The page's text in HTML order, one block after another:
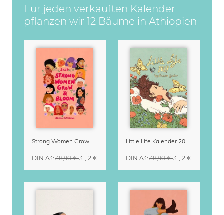
Für jeden verkauften Kalender
pflanzen wir 12 Bäume in Äthiopien
Strong Women Grow & Bloom Kalender 2027
DIN A3: 38,90 €31,12 €
Little Life Kalender 2027 von Simone Goder
DIN A3: 38,90 €31,12 €